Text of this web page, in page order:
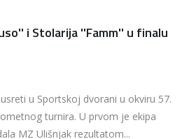
i Stolarija ''Famm'' u finalu
u Sportskoj dvorani u okviru 57.
turnira. U prvom je ekipa
MZ Ulišnjak rezultatom...